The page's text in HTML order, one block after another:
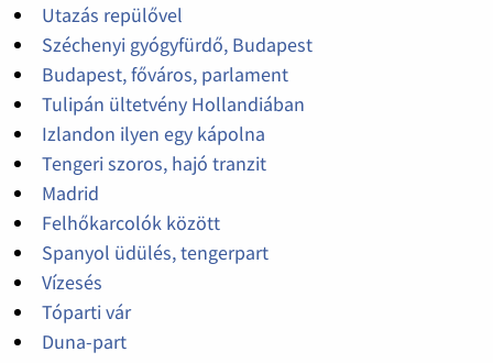
Utazás repülővel
Széchenyi gyógyfürdő, Budapest
Budapest, főváros, parlament
Tulipán ültetvény Hollandiában
Izlandon ilyen egy kápolna
Tengeri szoros, hajó tranzit
Madrid
Felhőkarcolók között
Spanyol üdülés, tengerpart
Vízesés
Tóparti vár
Duna-part